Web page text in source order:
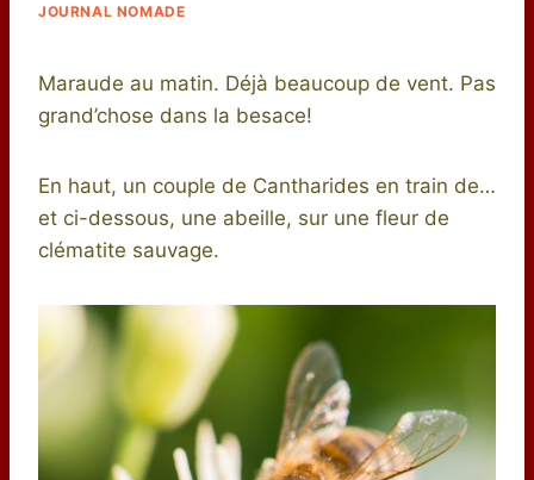
JOURNAL NOMADE
Maraude au matin. Déjà beaucoup de vent. Pas
grand’chose dans la besace!
En haut, un couple de Cantharides en train de…
et ci-dessous, une abeille, sur une fleur de
clématite sauvage.